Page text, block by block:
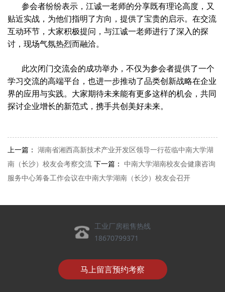
参会者纷纷表示，江诚一老师的分享既有理论高度，又
贴近实战，为他们指明了方向，提供了宝贵的启示。在交流
互动环节，大家积极提问，与江诚一老师进行了深入的探
讨，现场气氛热烈而融洽。
此次闭门交流会的成功举办，不仅为参会者提供了一个
学习交流的高端平台，也进一步推动了品类创新战略在企业
界的应用与实践。大家期待未来能有更多这样的机会，共同
探讨企业增长的新范式，携手共创美好未来。
上一篇： 湖南省湘西高新技术产业开发区领导一行莅临中南大学湖
南（长沙）校友会考察交流 下一篇： 中南大学湖南校友会健康咨询
服务中心筹备工作会议在中南大学湖南（长沙）校友会召开
工业厂房租售热线
18670799371
马上留言预约考察